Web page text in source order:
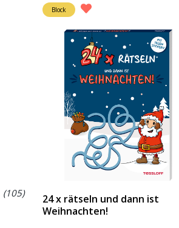
(105)
Block
24 x rätseln und dann ist
Weihnachten!